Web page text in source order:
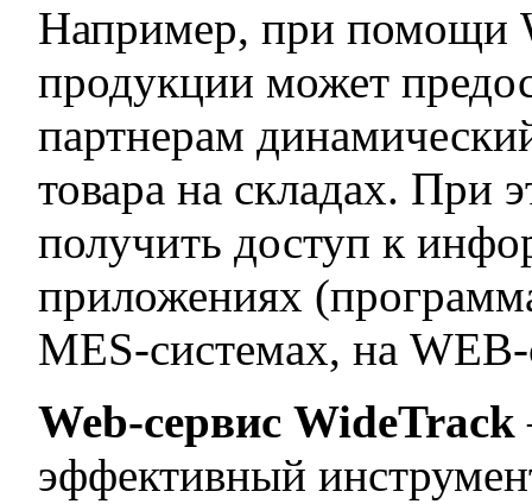
Например, при помощи
продукции может
партнерам
товара на складах. При
получить доступ к
приложениях
MES-системах, на
Web-сервис WideTrack
эффективный